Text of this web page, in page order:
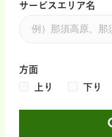
サービスエリア名
方面
上り
下り